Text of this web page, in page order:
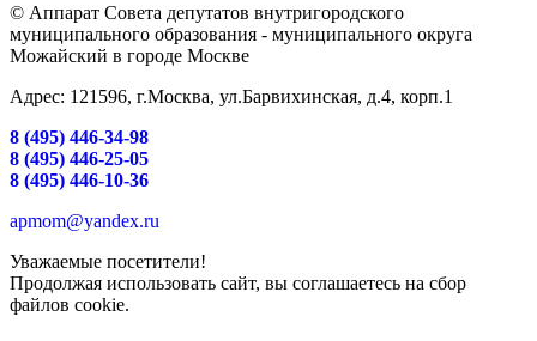
© Аппарат Совета депутатов внутригородского
муниципального образования - муниципального округа
Можайский в городе Москве
Адрес: 121596, г.Москва, ул.Барвихинская, д.4, корп.1
8 (495) 446-34-98
8 (495) 446-25-05
8 (495) 446-10-36
apmom@yandex.ru
Уважаемые посетители!
Продолжая использовать сайт, вы соглашаетесь на сбор
файлов cookie.